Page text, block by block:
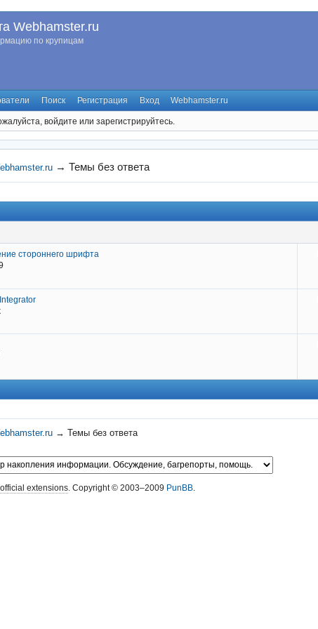
Webhamster.ru
по крупицам
Поиск Регистрация Вход Webhamster.ru
войдите или зарегистрируйтесь.
→Темы без ответа
стороннего шрифта
→Темы без ответа
extensions. Copyright © 2003–2009 PunBB.